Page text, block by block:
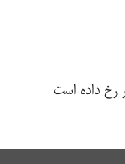
داده است